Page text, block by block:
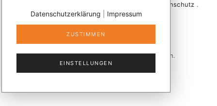
Datenschutz .
Kontakt
Veröffentlicht mit publizer®in Sachsen.
Datenschutzerklärung Impressum
ZUSTIMMEN
EINSTELLUNGEN